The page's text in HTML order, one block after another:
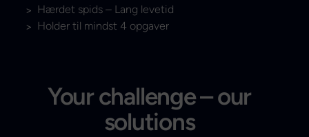
Hærdet spids – Lang levetid
Holder til mindst 4 opgaver
Your challenge – our
solutions